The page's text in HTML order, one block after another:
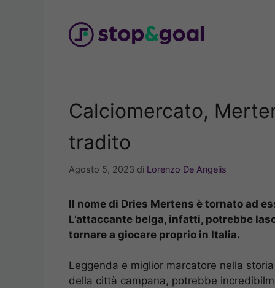
Calciomercato,
tradito
Agosto 5, 2023 di Lorenzo De Angelis
Il nome di Dries Mertens è tornato ad
L’attaccante belga, infatti, potrebbe
tornare a giocare proprio in Italia.
Leggenda e miglior marcatore nella
della città campana, potrebbe